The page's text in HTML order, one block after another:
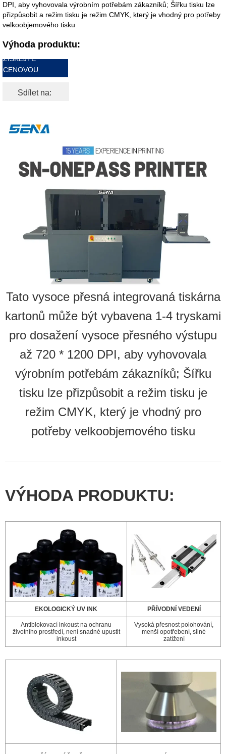
DPI, aby vyhovovala výrobním potřebám zákazníků; Šířku tisku lze
přizpůsobit a režim tisku je režim CMYK, který je vhodný pro potřeby
velkoobjemového tisku
Výhoda produktu:
ZÍSKEJTE
CENOVOU
Sdílet na:
Tato vysoce přesná integrovaná tiskárna
kartonů může být vybavena 1-4 tryskami
pro dosažení vysoce přesného výstupu
až 720 * 1200 DPI, aby vyhovovala
výrobním potřebám zákazníků; Šířku
tisku lze přizpůsobit a režim tisku je
režim CMYK, který je vhodný pro
potřeby velkoobjemového tisku
VÝHODA PRODUKTU:
EKOLOGICKÝ UV INK PŘÍVODNÍ VEDENÍ
Antiblokovací inkoust na ochranu
životního prostředí, není snadné upustit
inkoust
Vysoká přesnost polohování,
menší opotřebení, silné
zatížení